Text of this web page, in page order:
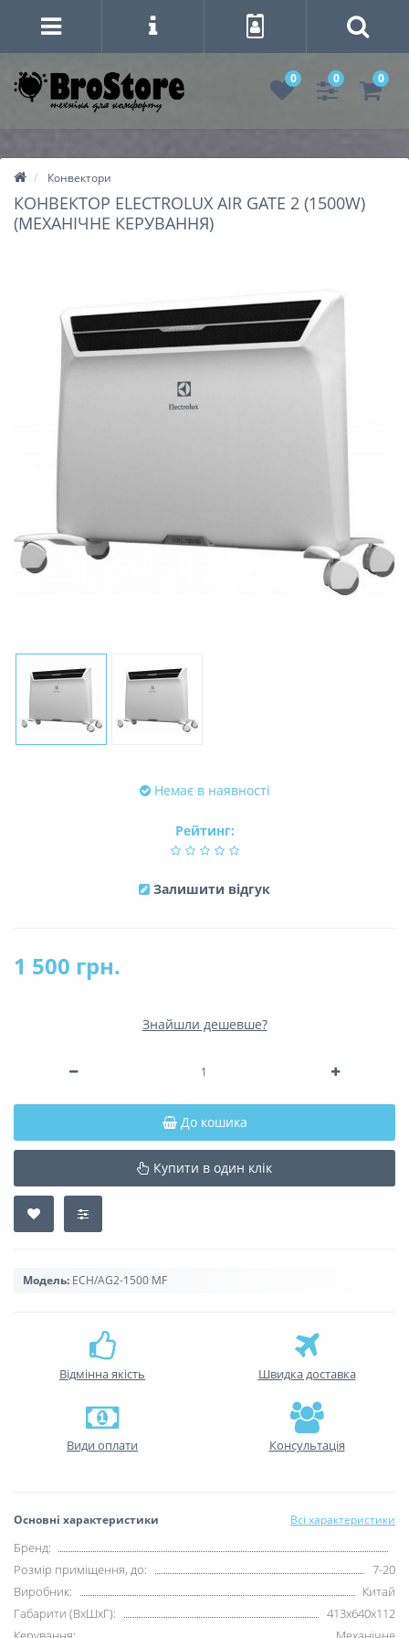
0 0 0
Конвектори
КОНВЕКТОР ELECTROLUX AIR GATE 2 (1500W)
(МЕХАНІЧНЕ КЕРУВАННЯ)
Немає в наявності
Рейтинг:
Залишити відгук
1 500 грн.
Знайшли дешевше?
До кошика
Купити в один клік
Модель: ECH/AG2-1500 MF
Відмінна якість Швидка доставка
Види оплати Консультація
Основні характеристики Всі характеристики
Бренд:
Розмір приміщення, до:
7-20
Виробник:
Китай
Габарити (ВхШхГ):
413х640x112